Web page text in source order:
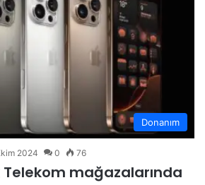
Donanım
2024 0 76
Telekom mağazalarında